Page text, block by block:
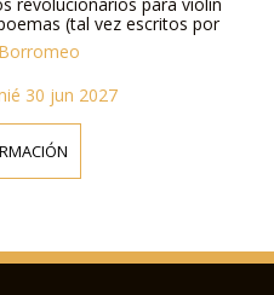
(tal vez escritos por
que nos muestra
para romper el hielo
dormir, perros ladrando,
30 jun 2027